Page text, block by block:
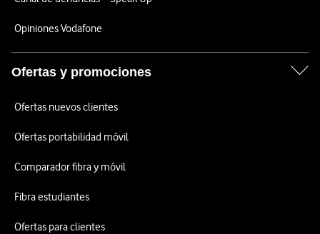
Opiniones Vodafone
Ofertas y promociones
Ofertas nuevos clientes
Ofertas portabilidad móvil
Comparador fibra y móvil
Fibra estudiantes
Ofertas para clientes